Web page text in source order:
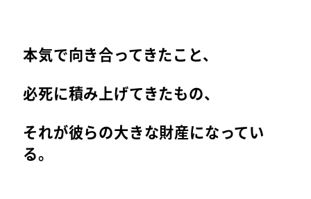
本気で向き合ってきたこと、
必死に積み上げてきたもの、
それが彼らの大きな財産になってい
る。